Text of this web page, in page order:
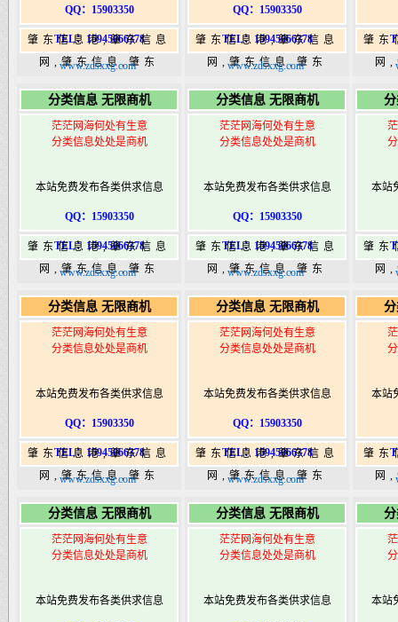
QQ：15903350
TEL：15945066378
肇东信息港,肇东信息
网,肇东信息,肇东
港|www.zhaodongshi.com
www.zdsxxg.com
QQ：15903350
TEL：15945066378
肇东信息港,肇东信息
网,肇东信息,肇东
港|www.zhaodongshi.com
www.zdsxxg.com
肇东
网
港
分类信息 无限商机
茫茫网海何处有生意
分类信息处处是商机
本站免费发布各类供求信息
QQ：15903350
TEL：15945066378
肇东信息港,肇东信息
网,肇东信息,肇东
港|www.zhaodongshi.com
www.zdsxxg.com
分类信息 无限商机
茫茫网海何处有生意
分类信息处处是商机
本站免费发布各类供求信息
QQ：15903350
TEL：15945066378
肇东信息港,肇东信息
网,肇东信息,肇东
港|www.zhaodongshi.com
www.zdsxxg.com
本站
肇东
网
港
分类信息 无限商机
茫茫网海何处有生意
分类信息处处是商机
本站免费发布各类供求信息
QQ：15903350
TEL：15945066378
肇东信息港,肇东信息
网,肇东信息,肇东
港|www.zhaodongshi.com
www.zdsxxg.com
分类信息 无限商机
茫茫网海何处有生意
分类信息处处是商机
本站免费发布各类供求信息
QQ：15903350
TEL：15945066378
肇东信息港,肇东信息
网,肇东信息,肇东
港|www.zhaodongshi.com
www.zdsxxg.com
本站
肇东
网
港
分类信息 无限商机
茫茫网海何处有生意
分类信息处处是商机
本站免费发布各类供求信息
分类信息 无限商机
茫茫网海何处有生意
分类信息处处是商机
本站免费发布各类供求信息 本站